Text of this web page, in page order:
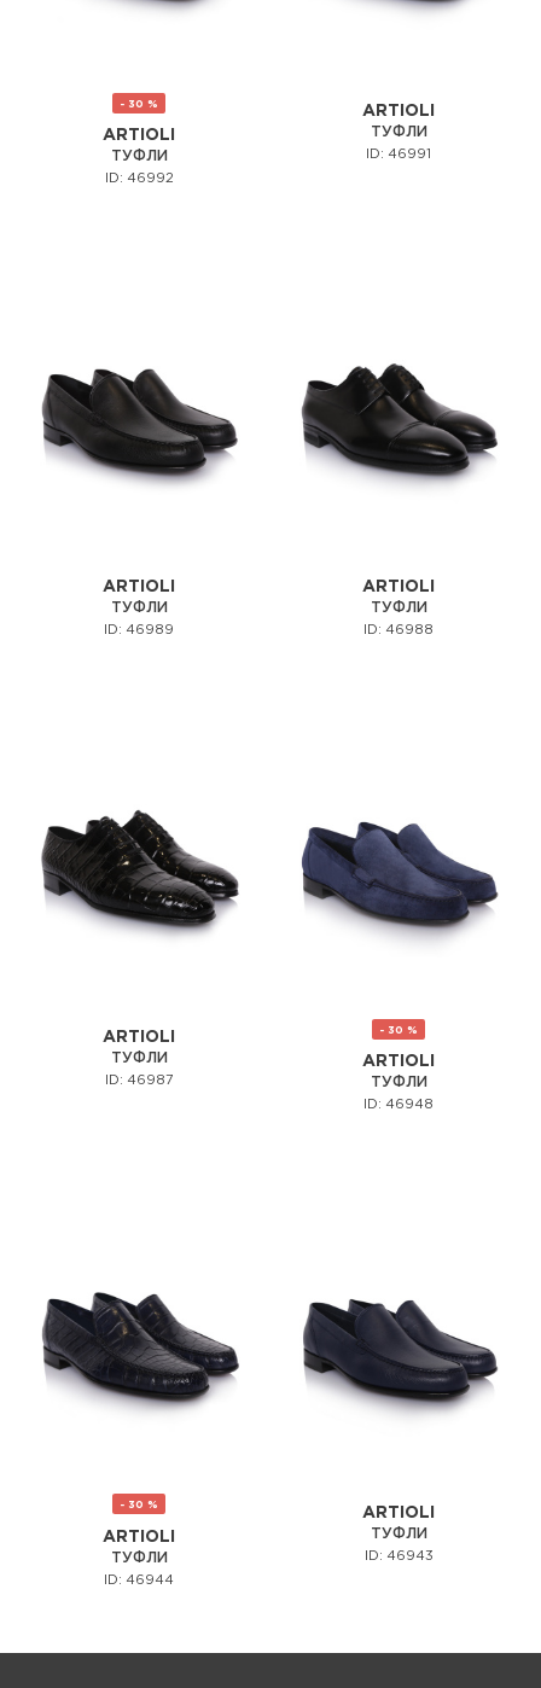
- 30 %
ARTIOLI
ТУФЛИ
ID: 46992
ARTIOLI
ТУФЛИ
ID: 46991
ARTIOLI
ТУФЛИ
ID: 46989
ARTIOLI
ТУФЛИ
ID: 46988
ARTIOLI
ТУФЛИ
ID: 46987
- 30 %
ARTIOLI
ТУФЛИ
ID: 46948
- 30 %
ARTIOLI
ТУФЛИ
ID: 46944
ARTIOLI
ТУФЛИ
ID: 46943